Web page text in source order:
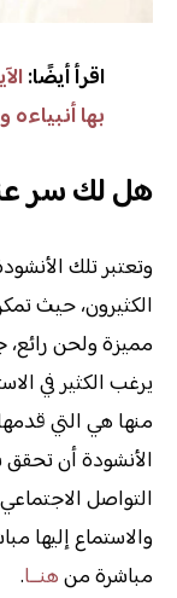
اقرأ أيضًا:
بها أنبياءه
هل لك سر
وتعتبر تلك
الكثيرون، حيث
مميزة ولحن رائع،
يرغب الكثير في
منها هي التي
الأنشودة أن تحقق
التواصل
والاستماع إليها
مباشرة منهنــا.